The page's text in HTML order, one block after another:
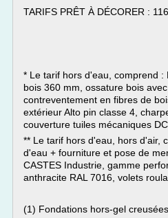
TARIFS PRÊT À DÉCORER :
* Le tarif hors d'eau, comprend
bois 360 mm, ossature bois
contreventement en fibres de
extérieur Alto pin classe 4,
couverture tuiles mécaniques DC
** Le tarif hors d'eau, hors d'air,
d'eau + fourniture et pose de
CASTES Industrie, gamme
anthracite RAL 7016, volets
(1) Fondations hors-gel creusées